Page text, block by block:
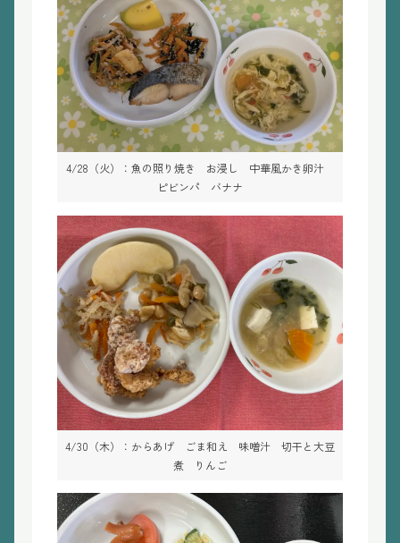
4/28（火）：魚の照り焼き お浸し 中華風かき卵汁
ピビンパ バナナ
4/30（木）：からあげ ごま和え 味噌汁 切干と大豆
煮 りんご